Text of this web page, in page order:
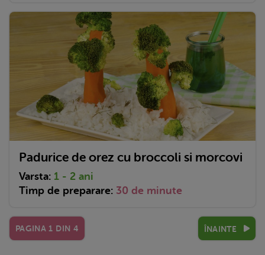
Padurice de orez cu broccoli si morcovi
Varsta: 1 - 2 ani
Timp de preparare: 30 de minute
PAGINA 1 DIN 4 ÎNAINTE